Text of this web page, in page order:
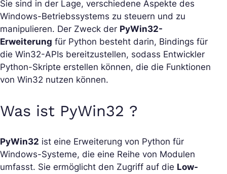
Sie sind in der Lage, verschiedene Aspekte des
Windows-Betriebssystems zu steuern und zu
manipulieren. Der Zweck der PyWin32-
Erweiterung für Python besteht darin, Bindings für
die Win32-APIs bereitzustellen, sodass Entwickler
Python-Skripte erstellen können, die die Funktionen
von Win32 nutzen können.
Was ist PyWin32 ?
PyWin32 ist eine Erweiterung von Python für
Windows-Systeme, die eine Reihe von Modulen
umfasst. Sie ermöglicht den Zugriff auf die Low-